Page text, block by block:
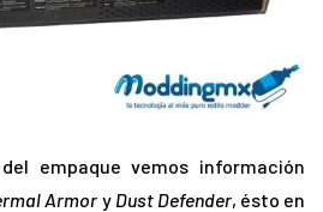
empaque vemos información
Armor y Dust Defender, ésto en